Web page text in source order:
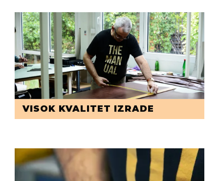
VISOK KVALITET IZRADE